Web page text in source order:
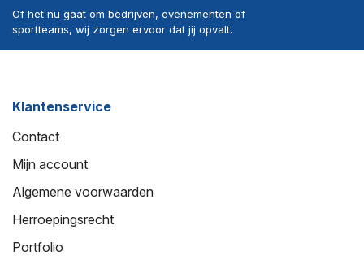
Of het nu gaat om bedrijven, evenementen of
sportteams, wij zorgen ervoor dat jij opvalt.
Klantenservice
Contact
Mijn account
Algemene voorwaarden
Herroepingsrecht
Portfolio